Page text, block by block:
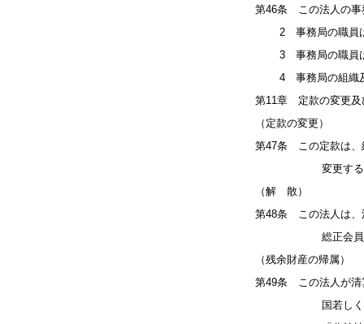
第46条 この法人の事
2 事務局の職員は、
3 事務局の職員は
4 事務局の組織及
第11章 定款の変更及
（定款の変更）
第47条 この定款は、
変更すること
（解 散）
第48条 この法人は、
総正会員の４分の
（残余財産の帰属）
第49条 この法人が清
国若しくは地方